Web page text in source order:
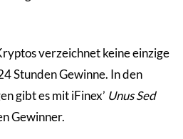
verzeichnet keine einzige
Stunden Gewinne. In den
gibt es mit iFinex’ Unus Sed
Gewinner.